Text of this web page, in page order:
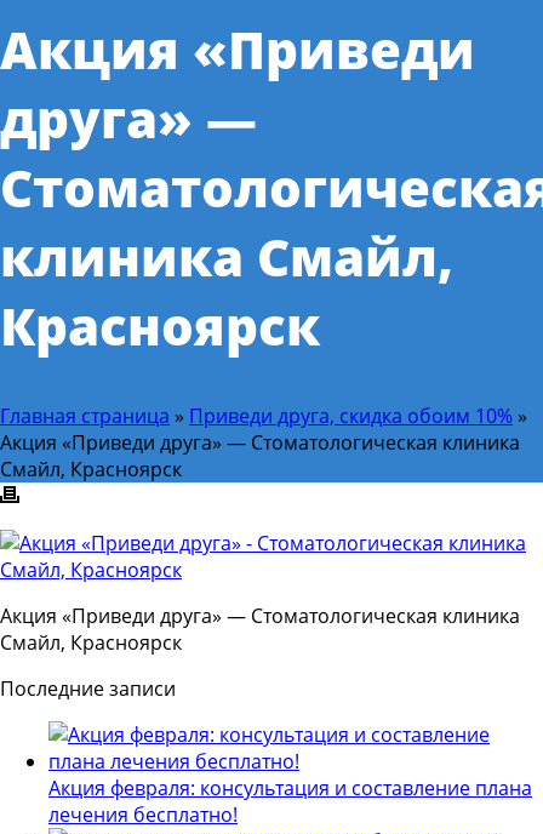
Акция «Приведи
друга» —
клиника Смайл,
Красноярск
Главная страница » Приведи друга, скидка обоим 10%»
Акция «Приведи друга» — Стоматологическая клиника
Смайл, Красноярск
Акция «Приведи друга» — Стоматологическая клиника
Смайл, Красноярск
Последние записи
Акция февраля: консультация и составление плана
лечения бесплатно!